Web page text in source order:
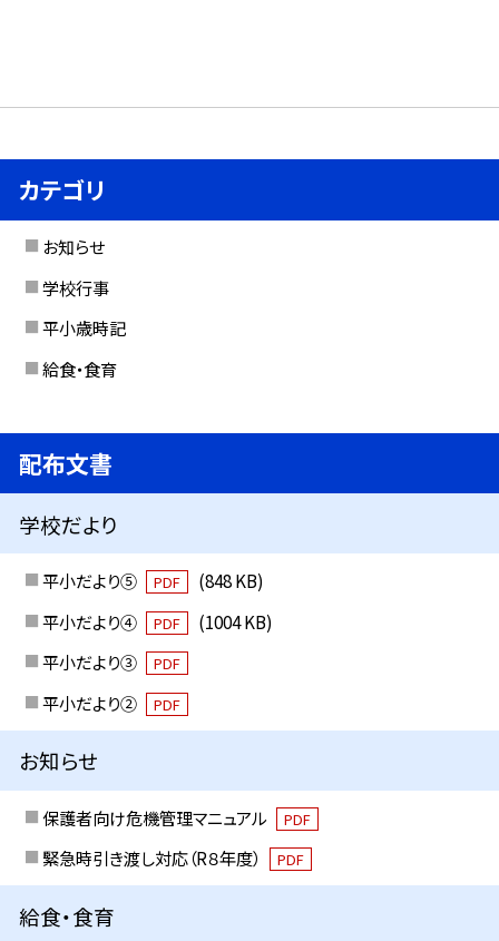
カテゴリ
お知らせ
学校行事
平小歳時記
給食・食育
配布文書
学校だより
平小だより⑤ PDF
(848 KB)
平小だより④
PDF
(1004 KB)
平小だより③
PDF
平小だより② PDF
お知らせ
保護者向け危機管理マニュアル PDF
緊急時引き渡し対応（R８年度） PDF
給食・食育